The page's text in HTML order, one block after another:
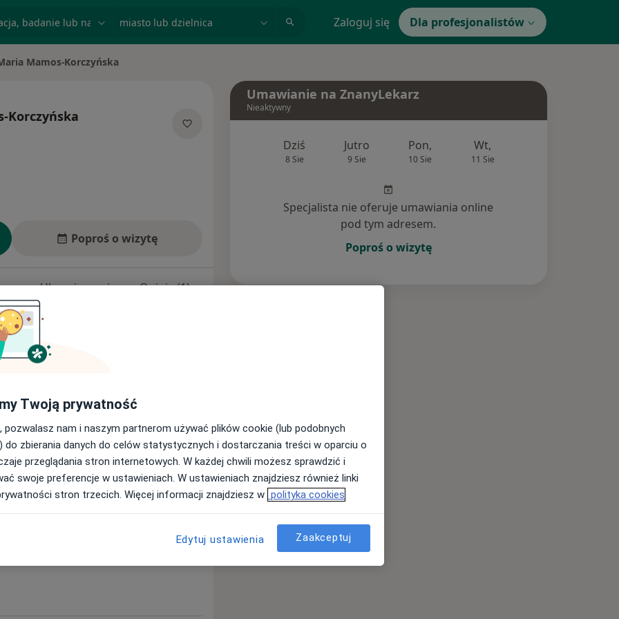
Zaloguj się Dla profesjonalistów
Mamos-Korczyńska
Korczyńska
Poproś o wizytę
Ubezpieczenia Opinie (1)
Umawianie na ZnanyLekarz
Nieaktywny
Dziś
8 Sie
Jutro
9 Sie
Pon,
10 Sie
Wt,
11 Sie
Specjalista nie oferuje umawiania online
pod tym adresem.
Poproś o wizytę
Twoją prywatność
pozwalasz nam i naszym partnerom używać plików cookie (lub podobnych
do zbierania danych do celów statystycznych i dostarczania treści w oparciu o
przeglądania stron internetowych. W każdej chwili możesz sprawdzić i
swoje preferencje w ustawieniach. W ustawieniach znajdziesz również linki
stron trzecich. Więcej informacji znajdziesz w polityka cookies
Edytuj ustawienia Zaakceptuj